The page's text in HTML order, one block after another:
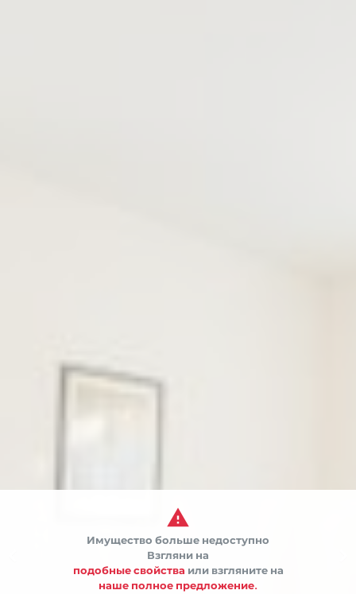

Имущество больше недоступно
Взгляни на
подобные свойства или взгляните на
наше полное предложение.